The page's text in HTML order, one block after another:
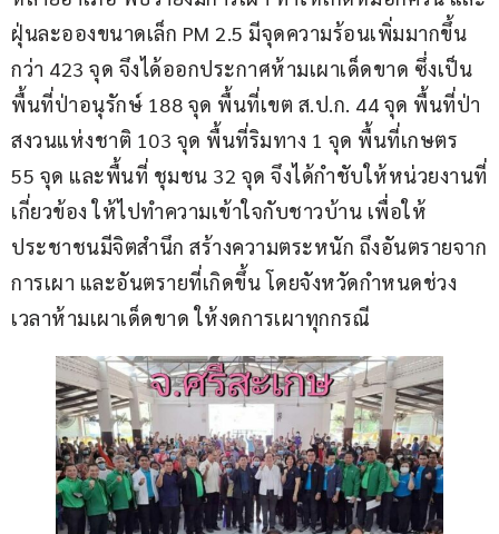
ฝุ่นละอองขนาดเล็ก PM 2.5 มีจุดความร้อนเพิ่มมากขึ้น
กว่า 423 จุด จึงได้ออกประกาศห้ามเผาเด็ดขาด ซึ่งเป็น
พื้นที่ป่าอนุรักษ์ 188 จุด พื้นที่เขต ส.ป.ก. 44 จุด พื้นที่ป่า
สงวนแห่งชาติ 103 จุด พื้นที่ริมทาง 1 จุด พื้นที่เกษตร
55 จุด และพื้นที่ ชุมชน 32 จุด จึงได้กำชับให้หน่วยงานที่
เกี่ยวข้อง ให้ไปทำความเข้าใจกับชาวบ้าน เพื่อให้
ประชาชนมีจิตสำนึก สร้างความตระหนัก ถึงอันตรายจาก
การเผา และอันตรายที่เกิดขึ้น โดยจังหวัดกำหนดช่วง
เวลาห้ามเผาเด็ดขาด ให้งดการเผาทุกกรณี